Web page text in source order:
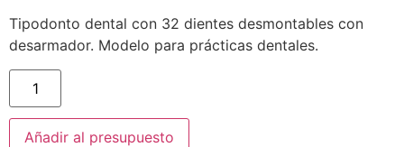
Tipodonto dental con 32 dientes desmontables con
desarmador. Modelo para prácticas dentales.
Añadir al presupuesto